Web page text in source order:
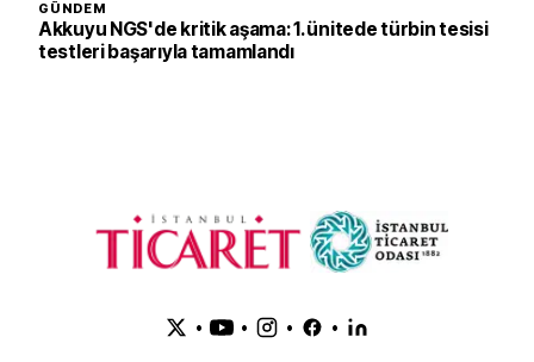
GÜNDEM
Akkuyu NGS'de kritik aşama: 1. ünitede türbin tesisi
testleri başarıyla tamamlandı
• • • •